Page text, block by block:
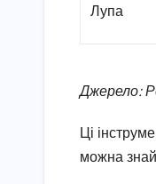
Лупа
Джерело:
Ці
можна